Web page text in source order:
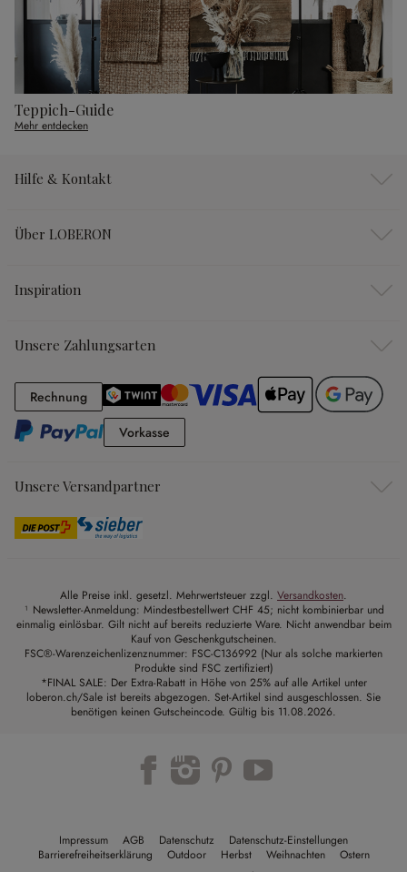
Teppich-Guide
Mehr entdecken
Hilfe & Kontakt
Über LOBERON
Inspiration
Unsere Zahlungsarten
RechnungRechnung
Vorkasse
Unsere Versandpartner
Alle Preise inkl. gesetzl. Mehrwertsteuer zzgl. Versandkosten.
¹ Newsletter-Anmeldung: Mindestbestellwert CHF 45; nicht kombinierbar und
einmalig einlösbar. Gilt nicht auf bereits reduzierte Ware. Nicht anwendbar beim
Kauf von Geschenkgutscheinen.
FSC®-Warenzeichenlizenznummer: FSC-C136992 (Nur als solche markierten
Produkte sind FSC zertifiziert)
*FINAL SALE: Der Extra-Rabatt in Höhe von 25% auf alle Artikel unter
loberon.ch/Sale ist bereits abgezogen. Set-Artikel sind ausgeschlossen. Sie
benötigen keinen Gutscheincode. Gültig bis 11.08.2026.
Impressum AGB Datenschutz
Datenschutz-Einstellungen
Barrierefreiheitserklärung
Outdoor Herbst Weihnachten
Ostern